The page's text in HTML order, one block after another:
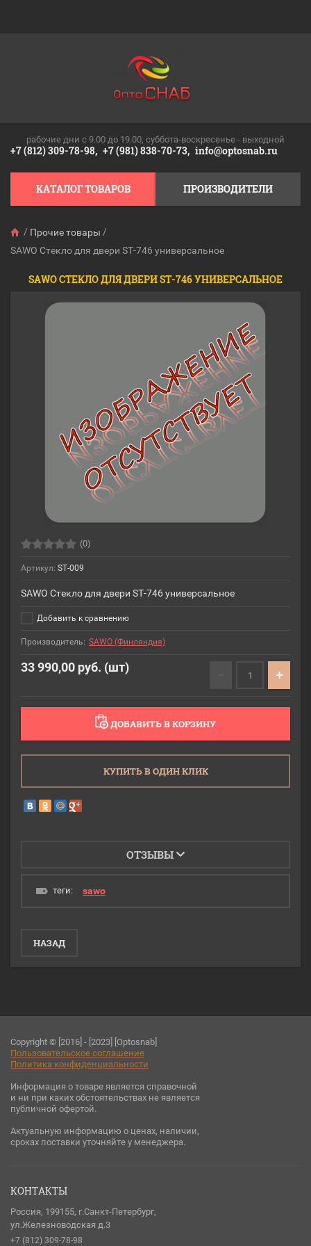
рабочие дни c 9.00 до 19.00, суббота-воскресенье - выходной
+7 (812) 309-78-98, +7 (981) 838-70-73, info@optosnab.ru
КАТАЛОГ ТОВАРОВ ПРОИЗВОДИТЕЛИ
/ Прочие товары /
SAWO Стекло для двери ST-746 универсальное
SAWO СТЕКЛО ДЛЯ ДВЕРИ ST-746 УНИВЕРСАЛЬНОЕ
(0)
Артикул: ST-009
SAWO Стекло для двери ST-746 универсальное
Добавить к сравнению
Производитель: SAWO (Финляндия)
33 990,00 руб. (шт) +
ДОБАВИТЬ В КОРЗИНУ
КУПИТЬ В ОДИН КЛИК
ОТЗЫВЫ
теги: sawo
НАЗАД
Copyright © [2016] - [2023] [Optosnab]
Пользовательское соглашение
Политика конфиденциальности
Информация о товаре является справочной
и ни при каких обстоятельствах не является
публичной офертой.
Актуальную информацию о ценах, наличии,
сроках поставки уточняйте у менеджера.
КОНТАКТЫ
Россия, 199155, г.Санкт-Петербург,
ул.Железноводская д.3
+7 (812) 309-78-98